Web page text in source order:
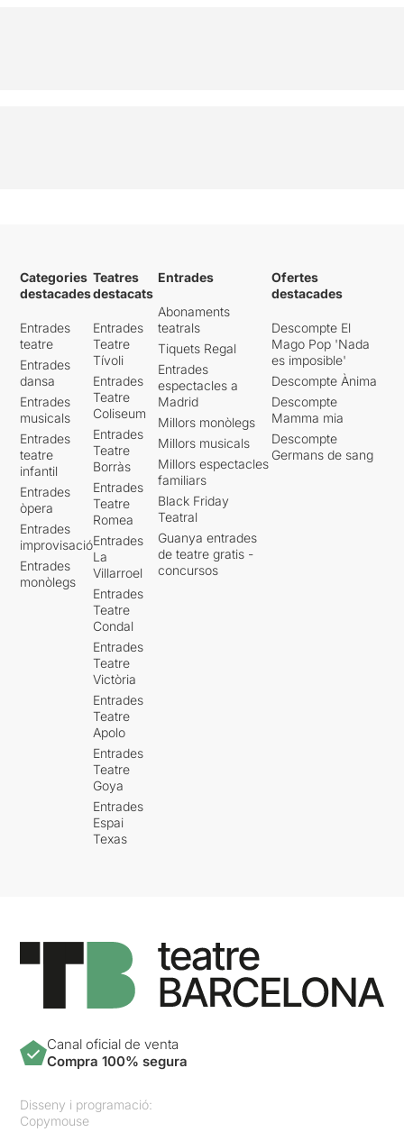
Categories
destacades
Entrades
teatre
Entrades
dansa
Entrades
musicals
Entrades
teatre
infantil
Entrades
òpera
Entrades
improvisació
Entrades
monòlegs
Teatres
destacats
Entrades
Teatre
Tívoli
Entrades
Teatre
Coliseum
Entrades
Teatre
Borràs
Entrades
Teatre
Romea
Entrades
La
Villarroel
Entrades
Teatre
Condal
Entrades
Teatre
Victòria
Entrades
Teatre
Apolo
Entrades
Teatre
Goya
Entrades
Espai
Texas
Entrades
Abonaments
teatrals
Tiquets Regal
Entrades
espectacles a
Madrid
Millors monòlegs
Millors musicals
Millors espectacles
familiars
Black Friday
Teatral
Guanya entrades
de teatre gratis -
concursos
Ofertes
destacades
Descompte El
Mago Pop 'Nada
es imposible'
Descompte Ànima
Descompte
Mamma mia
Descompte
Germans de sang
Canal oficial de venta
Compra 100% segura
Disseny i programació:
Copymouse